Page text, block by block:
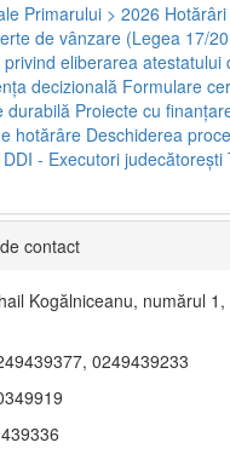
Primarului > 2026
de vânzare (Legea 17/
eliberarea atestatului
decizională Formulare
durabilă Proiecte cu
hotărâre Deschiderea
DDI - Executori judecătorești
contact
Kogălniceanu, numărul
0249439233